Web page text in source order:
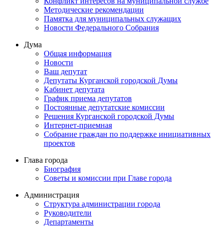
Методические рекомендации
Памятка для муниципальных служащих
Новости Федерального Cобрания
Дума
Общая информация
Новости
Ваш депутат
Депутаты Курганской городской Думы
Кабинет депутата
График приема депутатов
Постоянные депутатские комиссии
Решения Курганской городской Думы
Интернет-приемная
Собрание граждан по поддержке инициативных
проектов
Глава города
Биография
Советы и комиссии при Главе города
Администрация
Структура администрации города
Руководители
Департаменты